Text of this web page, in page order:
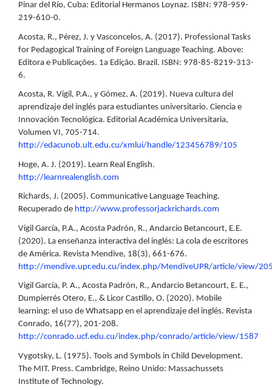
Pinar del Río, Cuba: Editorial Hermanos Loynaz. ISBN: 978-959-
219-610-0.
Acosta, R., Pérez, J. y Vasconcelos, A. (2017). Professional Tasks
for Pedagogical Training of Foreign Language Teaching. Above:
Editora e Publicações. 1a Edição. Brazil. ISBN: 978-85-8219-313-
6.
Acosta, R. Vigil, P.A., y Gómez, A. (2019). Nueva cultura del
aprendizaje del inglés para estudiantes universitario. Ciencia e
Innovación Tecnológica. Editorial Académica Universitaria,
Volumen VI, 705-714.
http://edacunob.ult.edu.cu/xmlui/handle/123456789/105
Hoge, A. J. (2019). Learn Real English.
http://learnrealenglish.com
Richards, J. (2005). Communicative Language Teaching.
Recuperado de http://www.professorjackrichards.com
Vigil García, P.A., Acosta Padrón, R., Andarcio Betancourt, E.E.
(2020). La enseñanza interactiva del inglés: La cola de escritores
de América. Revista Mendive, 18(3), 661-676.
http://mendive.upr.edu.cu/index.php/MendiveUPR/article/view/
Vigil García, P. A., Acosta Padrón, R., Andarcio Betancourt, E. E.,
Dumpierrés Otero, E., & Licor Castillo, O. (2020). Mobile
learning: el uso de Whatsapp en el aprendizaje del inglés. Revista
Conrado, 16(77), 201-208.
http://conrado.ucf.edu.cu/index.php/conrado/article/view/1587
Vygotsky, L. (1975). Tools and Symbols in Child Development.
The MIT. Press. Cambridge, Reino Unido: Massachussets
Institute of Technology.